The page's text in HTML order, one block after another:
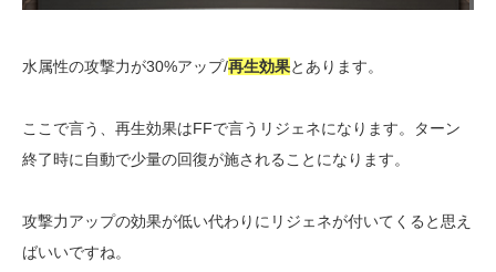
水属性の攻撃力が30%アップ/再生効果とあります。
ここで言う、再生効果はFFで言うリジェネになります。ターン
終了時に自動で少量の回復が施されることになります。
攻撃力アップの効果が低い代わりにリジェネが付いてくると思え
ばいいですね。